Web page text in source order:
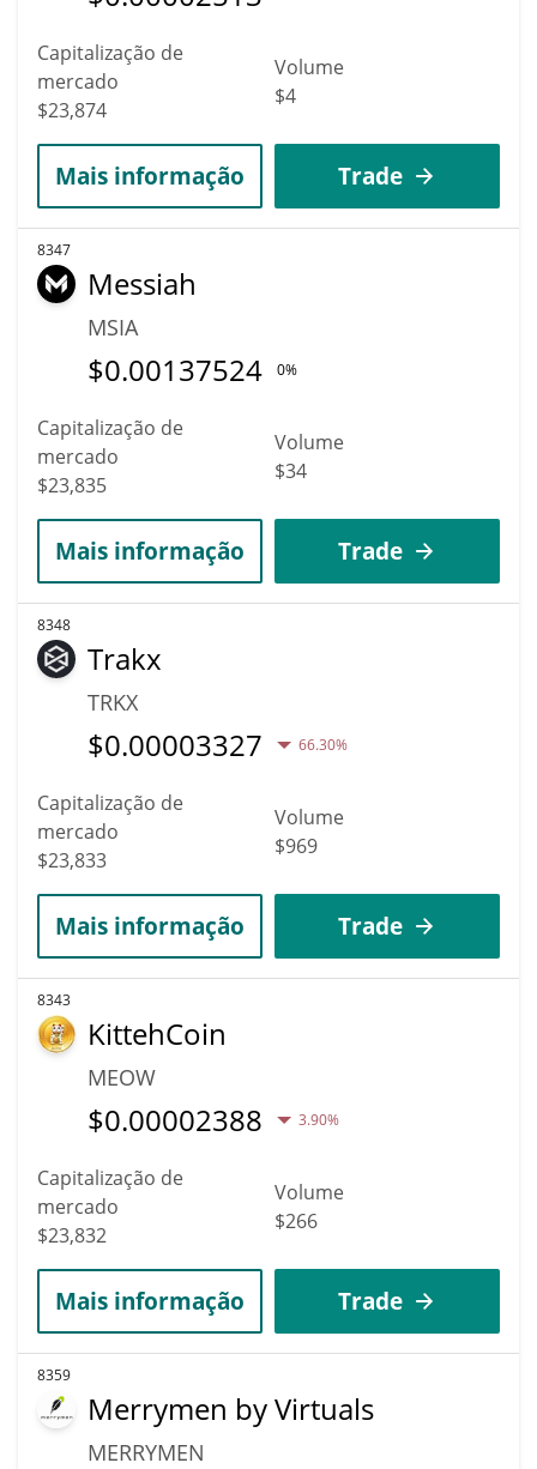
Capitalização de
mercado
$23,874
Volume
$4
Mais informação Trade
8347
Messiah
MSIA
$0.00137524 0%
Capitalização de
mercado
$23,835
Volume
$34
Mais informação Trade
8348
Trakx
TRKX
$0.00003327 66.30%
Capitalização de
mercado
$23,833
Volume
$969
Mais informação Trade
8343
KittehCoin
MEOW
$0.00002388 3.90%
Capitalização de
mercado
$23,832
Volume
$266
Mais informação Trade
8359
Merrymen by Virtuals
MERRYMEN